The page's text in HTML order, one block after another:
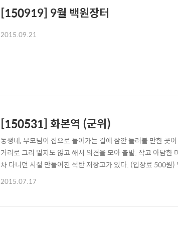
[150919] 9월 백원장터
2015.09.21
[150531] 화본역 (군위)
동생네, 부모님이 집으로 돌아가는 길에 잠깐 들러볼 만한 곳
거리로 그리 멀지도 않고 해서 의견을 모아 출발. 작고 아담
차 다니던 시절 만들어진 석탄 저장고가 있다. (입장료 500원
소를 나누고, 그 한 켠에는 열차를 개조한 레일 카페가 운영되
2015.07.17